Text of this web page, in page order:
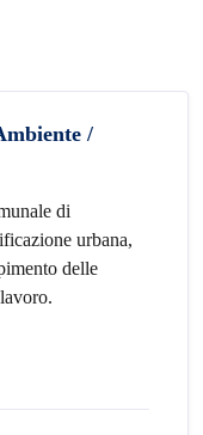
/
di
urbana,
delle